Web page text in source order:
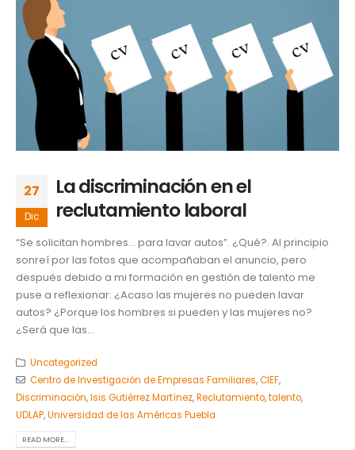
27
Dic
La discriminación en el
reclutamiento laboral
“Se solicitan hombres… para lavar autos”. ¿Qué?. Al principio
sonreí por las fotos que acompañaban el anuncio, pero
después debido a mi formación en gestión de talento me
puse a reflexionar: ¿Acaso las mujeres no pueden lavar
autos? ¿Porque los hombres si pueden y las mujeres no?
¿Será que las...
Uncategorized
Centro de Investigación de Empresas Familiares,CIEF,
Discriminación,Isis Gutiérrez Martínez,Reclutamiento,talento,
UDLAP,Universidad de las Américas Puebla
READ MORE...